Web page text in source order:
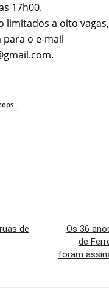
17h00.
limitados a oito
o e-mail
de
Os 36
de
foram